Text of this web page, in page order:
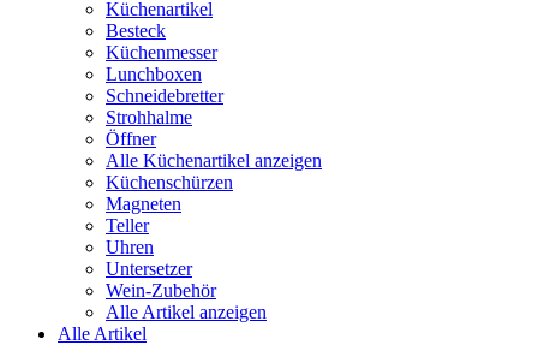
Küchenartikel
Besteck
Küchenmesser
Lunchboxen
Schneidebretter
Strohhalme
Öffner
Alle Küchenartikel anzeigen
Küchenschürzen
Magneten
Teller
Uhren
Untersetzer
Wein-Zubehör
Alle Artikel anzeigen
Alle Artikel